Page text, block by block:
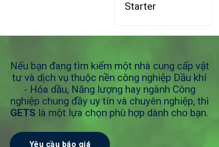
Starter
Nếu bạn đang tìm kiếm một nhà cung cấp vật
tư và dịch vụ thuộc nền công nghiệp Dầu khí
- Hóa dầu, Năng lượng hay ngành Công
nghiệp chung đầy uy tín và chuyên nghiệp, thì
GETS là một lựa chọn phù hợp dành cho bạn.
Yêu cầu báo giá